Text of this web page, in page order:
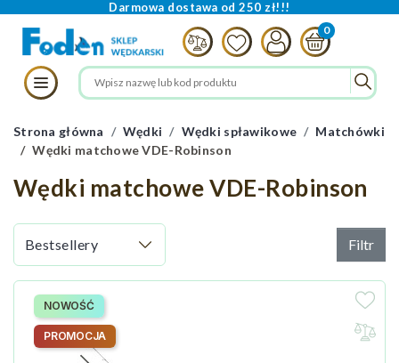
Darmowa dostawa od 250 zł!!!
Strona główna Wędki Wędki spławikowe
Matchówki
Wędki matchowe VDE-Robinson
Wędki matchowe VDE-Robinson
Filtr
NOWOŚĆ
PROMOCJA